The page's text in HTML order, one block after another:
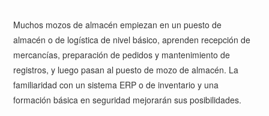
Muchos mozos de almacén empiezan en un puesto de
almacén o de logística de nivel básico, aprenden recepción de
mercancías, preparación de pedidos y mantenimiento de
registros, y luego pasan al puesto de mozo de almacén. La
familiaridad con un sistema ERP o de inventario y una
formación básica en seguridad mejorarán sus posibilidades.